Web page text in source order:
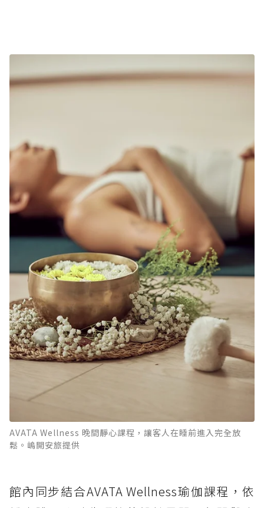
AVATA Wellness 晚間靜心課程，讓客人在睡前進入完全放
鬆。嵨開安旅提供
館內同步結合AVATA Wellness瑜伽課程，依